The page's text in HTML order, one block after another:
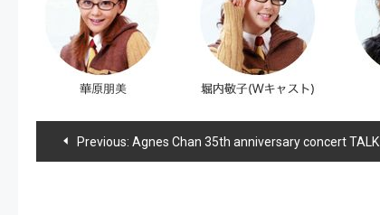
Navegación
Previous: Agnes Chan 35th anniversary concert TALK & LIVE